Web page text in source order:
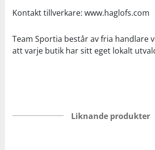
Kontakt tillverkare: www.haglofs.com
Team Sportia består av fria handlare
att varje butik har sitt eget lokalt
Liknande produkter